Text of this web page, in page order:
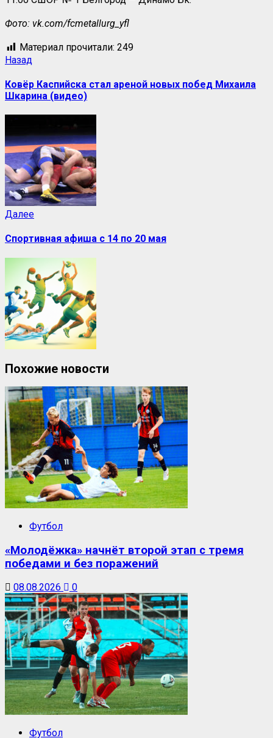
Фото: vk.com/fcmetallurg_yfl
Материал прочитали: 249
Назад
Ковёр Каспийска стал ареной новых побед Михаила
Шкарина (видео)
Далее
Спортивная афиша с 14 по 20 мая
Похожие новости
Футбол
«Молодёжка» начнёт второй этап с тремя
победами и без поражений
08.08.2026 0
Футбол